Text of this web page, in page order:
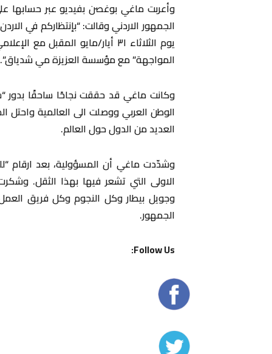
وأعربت ماغي بوغصن بفيديو عبر حسابها
الجمهور الاردني وقالت: “بإنتظاركم في
يوم الثلاثاء ٣١ أيار/مايو
المواجهة” مع مؤسسة العزيزة مي شدياق”.
الوطن العربي ووصلت الى العالمية واحتل
العديد من الدول حول العالم.
وشدّدت ماغي أن المسؤولية، بعد ارقام
الاولى التي تشعر فيها بهذا الثقل.
وجويل بيطار وكل النجوم وكل فريق
الجمهور.
Follow Us: